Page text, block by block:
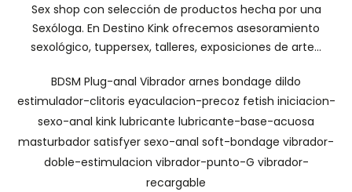
Sex shop con selección de productos hecha por una
Sexóloga. En Destino Kink ofrecemos asesoramiento
sexológico, tuppersex, talleres, exposiciones de arte...
BDSM Plug-anal Vibrador arnes bondage dildo
estimulador-clitoris eyaculacion-precoz fetish iniciacion-
sexo-anal kink lubricante lubricante-base-acuosa
masturbador satisfyer sexo-anal soft-bondage vibrador-
doble-estimulacion vibrador-punto-G vibrador-
recargable